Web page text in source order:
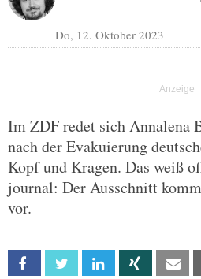
Do, 12. Oktober 2023
Im ZDF redet sich Annalena
nach der Evakuierung
Kopf und Kragen. Das weiß
journal: Der Ausschnitt
vor.
Facebook Twitter Linkedin Xing